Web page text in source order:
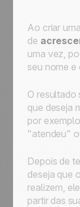
Ao criar
de
uma vez,
seu nome e
O resultado
que deseja
por
"atendeu"
Depois de
deseja que
realizem,
partir das